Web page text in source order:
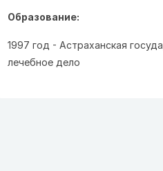
Образование:
1997 год - Астраханская
лечебное дело